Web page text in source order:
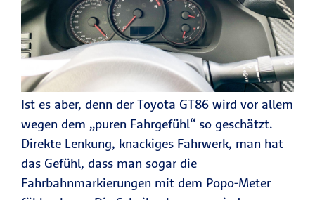
Ist es aber, denn der Toyota GT86 wird vor allem
wegen dem „puren Fahrgefühl“ so geschätzt.
Direkte Lenkung, knackiges Fahrwerk, man hat
das Gefühl, dass man sogar die
Fahrbahnmarkierungen mit dem Popo-Meter